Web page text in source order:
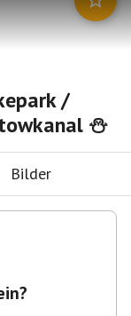
/
⛄
Bilder